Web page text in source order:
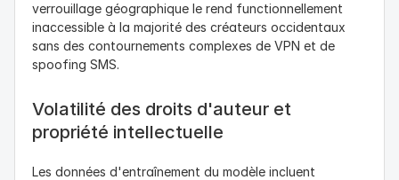
verrouillage géographique le rend functionnellement
inaccessible à la majorité des créateurs occidentaux
sans des contournements complexes de VPN et de
spoofing SMS.
Volatilité des droits d'auteur et
propriété intellectuelle
Les données d'entraînement du modèle incluent